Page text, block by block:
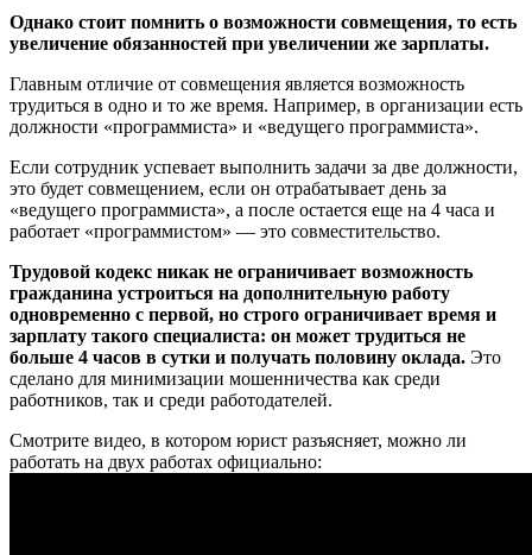
Однако стоит помнить о возможности совмещения, то есть
увеличение обязанностей при увеличении же зарплаты.
Главным отличие от совмещения является возможность
трудиться в одно и то же время. Например, в организации есть
должности «программиста» и «ведущего программиста».
Если сотрудник успевает выполнить задачи за две должности,
это будет совмещением, если он отрабатывает день за
«ведущего программиста», а после остается еще на 4 часа и
работает «программистом» — это совместительство.
Трудовой кодекс никак не ограничивает возможность
гражданина устроиться на дополнительную работу
одновременно с первой, но строго ограничивает время и
зарплату такого специалиста: он может трудиться не
больше 4 часов в сутки и получать половину оклада. Это
сделано для минимизации мошенничества как среди
работников, так и среди работодателей.
Смотрите видео, в котором юрист разъясняет, можно ли
работать на двух работах официально: